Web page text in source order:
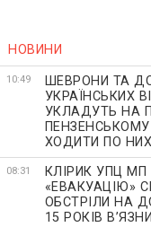
НОВИНИ
10:49
ШЕВРОНИ ТА
УКРАЇНСЬКИХ
УКЛАДУТЬ НА
ХОДИТИ ПО НИХ
08:31
КЛІРИК УПЦ
«ЕВАКУАЦІЮ»
ОБСТРІЛИ НА
15 РОКІВ